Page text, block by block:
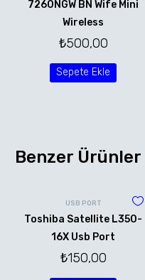
7260NGW BN Wife Mini
Wireless
₺500,00
Sepete Ekle
Benzer Ürünler
USB PORT
Toshiba Satellite L350-
16X Usb Port
₺150,00